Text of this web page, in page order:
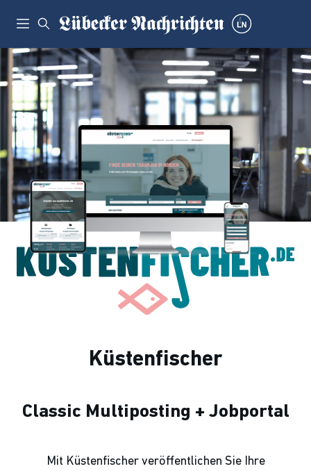
Küstenfischer
Classic Multiposting + Jobportal
Mit Küstenfischer veröffentlichen Sie Ihre